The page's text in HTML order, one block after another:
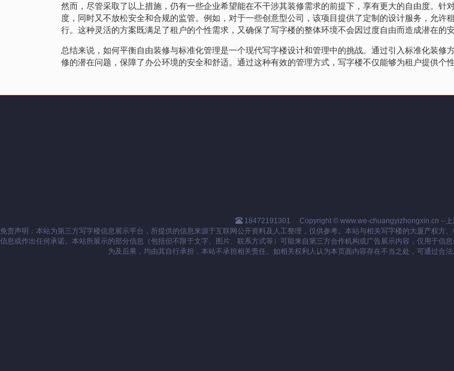
然而，尽管采取了以上措施，仍有一些企业希望能在不干涉其装修需求的前提下，享有更大的自由度。
度，同时又不放松安全和合规的监管。例如，对于一些创意型公司，该项目提供了定制的设计服务，允
行。这种灵活的方案既满足了租户的个性需求，又确保了写字楼的整体环境不会因过度自由而造成潜在的安
总结来说，如何平衡自由装修与标准化管理是一个现代写字楼设计和管理中的挑战。通过引入标准化装
修的潜在问题，保障了办公环境的安全和舒适。通过这种有效的管理方式，写字楼不仅能够为租户提供个
18472191301
Copyright © www.we-chuangyizhongxin.cn --
免责声明：本站为第三方写字楼信息展示平台，所提供的信息来源于互联网公开资料及人工整理，仅供参考。本站与相关写字楼的大厦产权
信息或作出任何承诺。本站所展示的部分信息（包括但不限于文字、图片、联系方式等）可能来自第三方合作机构或广告展示内容，仅用于
为及后果，均由其自行承担，本站不承担相关责任。如相关权利人认为本页面内容存在不当之处，可通过合